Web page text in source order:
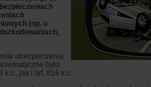
(np. o
ubezpieczenia
było
k.c., jak i art. 816 k.c.